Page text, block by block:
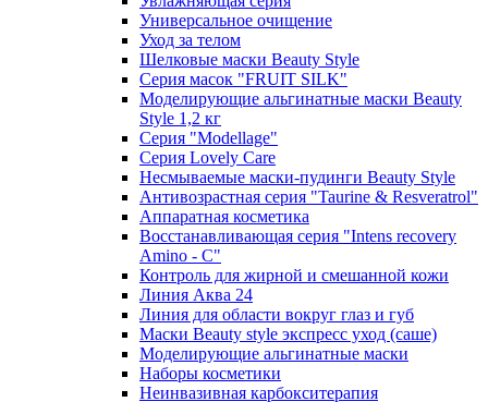
Универсальное очищение
Уход за телом
Шелковые маски Beauty Style
Серия масок "FRUIT SILK"
Моделирующие альгинатные маски Beauty
Style 1,2 кг
Серия "Modellage"
Cерия Lovely Care
Несмываемые маски-пудинги Beauty Style
Антивозрастная серия "Taurine & Resveratrol"
Аппаратная косметика
Восстанавливающая серия "Intens recovery
Amino - C"
Контроль для жирной и смешанной кожи
Линия Аква 24
Линия для области вокруг глаз и губ
Маски Beauty style экспресс уход (саше)
Моделирующие альгинатные маски
Наборы косметики
Неинвазивная карбокситерапия